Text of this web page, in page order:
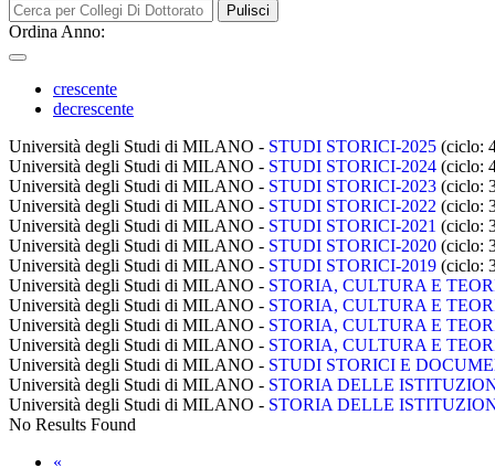
Pulisci
Ordina Anno:
crescente
decrescente
Università degli Studi di MILANO - STUDI STORICI-2025 (ciclo:
Università degli Studi di MILANO - STUDI STORICI-2024 (ciclo:
Università degli Studi di MILANO - STUDI STORICI-2023 (ciclo:
Università degli Studi di MILANO - STUDI STORICI-2022 (ciclo:
Università degli Studi di MILANO - STUDI STORICI-2021 (ciclo:
Università degli Studi di MILANO - STUDI STORICI-2020 (ciclo:
Università degli Studi di MILANO - STUDI STORICI-2019 (ciclo:
Università degli Studi di MILANO - STORIA, CULTURA E
Università degli Studi di MILANO - STORIA, CULTURA E
Università degli Studi di MILANO - STORIA, CULTURA E
Università degli Studi di MILANO - STORIA, CULTURA E
Università degli Studi di MILANO - STUDI STORICI E
Università degli Studi di MILANO - STORIA DELLE
Università degli Studi di MILANO - STORIA DELLE
No Results Found
«